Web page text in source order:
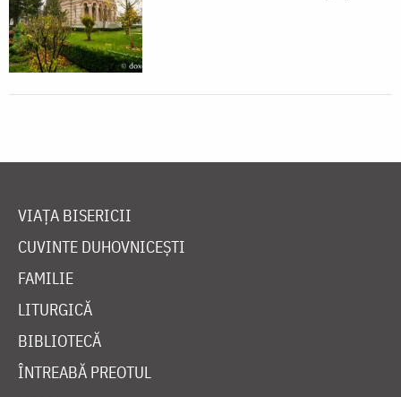
VIAȚA BISERICII
CUVINTE DUHOVNICEȘTI
FAMILIE
LITURGICĂ
BIBLIOTECĂ
ÎNTREABĂ PREOTUL